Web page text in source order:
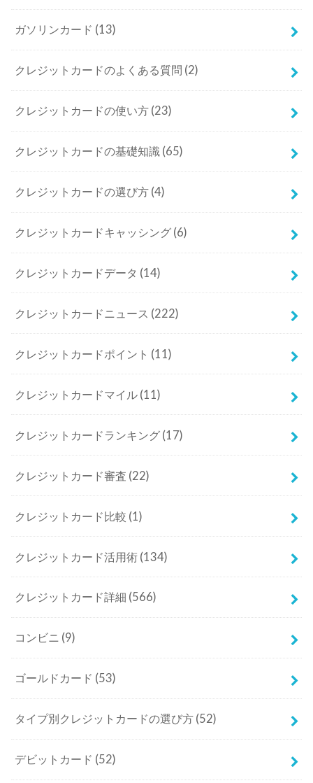
ガソリンカード (13)
クレジットカードのよくある質問 (2)
クレジットカードの使い方 (23)
クレジットカードの基礎知識 (65)
クレジットカードの選び方 (4)
クレジットカードキャッシング (6)
クレジットカードデータ (14)
クレジットカードニュース (222)
クレジットカードポイント (11)
クレジットカードマイル (11)
クレジットカードランキング (17)
クレジットカード審査 (22)
クレジットカード比較 (1)
クレジットカード活用術 (134)
クレジットカード詳細 (566)
コンビニ (9)
ゴールドカード (53)
タイプ別クレジットカードの選び方 (52)
デビットカード (52)